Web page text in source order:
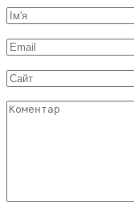
Ім'я
Email
Сайт
Коментар